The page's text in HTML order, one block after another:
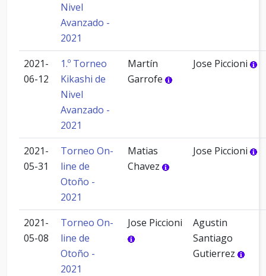
Nivel
Avanzado -
2021
2021-
06-12
1.º Torneo
Kikashi de
Nivel
Avanzado -
2021
Martín
Garrofe
Jose Piccioni
2021-
05-31
Torneo On-
line de
Otoño -
2021
Matias
Chavez
Jose Piccioni
2021-
05-08
Torneo On-
line de
Otoño -
2021
Jose Piccioni
Agustin
Santiago
Gutierrez